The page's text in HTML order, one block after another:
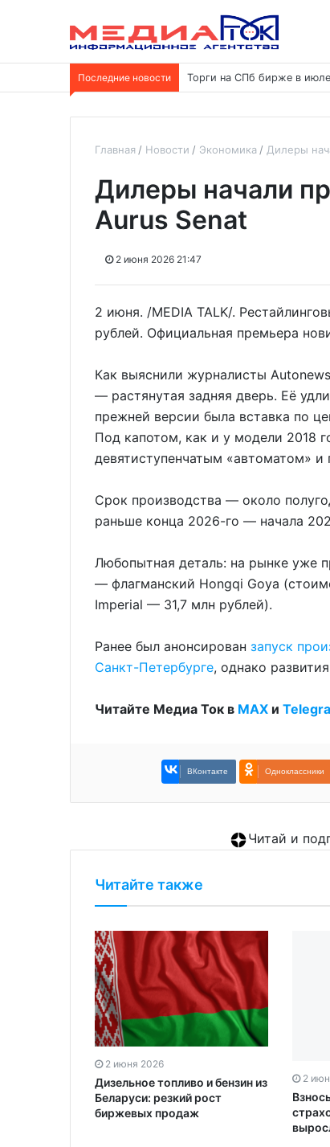
Последние новости Торги на СПб бирже в
Главная Новости Экономика Дилеры
Дилеры начали
Aurus Senat
2 июня 2026 21:47
2 июня. /MEDIA TALK/.
рублей. Официальная премьера
Как выяснили журналисты
— растянутая задняя дверь. Её
прежней версии была вставка по
Под капотом, как и у модели 2018
девятиступенчатым «автоматом» и
Срок производства — около
раньше конца 2026-го — начала
Любопытная деталь: на рынке уже
— флагманский Hongqi Goya
Imperial — 31,7 млн рублей).
Ранее был анонсирован запуск
Санкт-Петербурге, однако
Читайте Медиа Ток в МАХ и
ВКонтакте Одноклассники
Читай и
Читайте также
2 июня 2026
Дизельное топливо и бензин из
Беларуси: резкий рост
биржевых продаж
2